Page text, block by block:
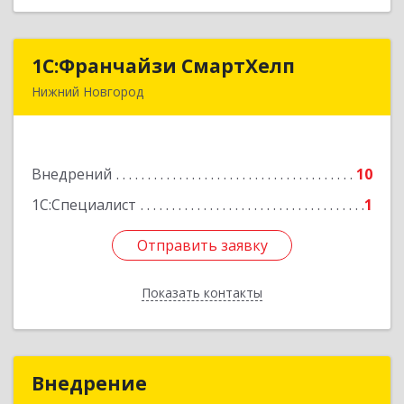
1С:Франчайзи СмартХелп
Нижний Новгород
Внедрений
10
1С:Специалист
1
Отправить заявку
Показать контакты
1С:Франчайзи СмартХелп
Подробнее
Отправить заявку
Назад
Внедрение